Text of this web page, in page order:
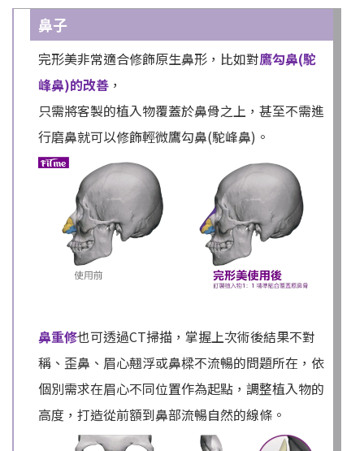
鼻子
完形美非常適合修飾原生鼻形，比如對鷹勾鼻(駝
峰鼻)的改善 ，
只需將客製的植入物覆蓋於鼻骨之上，甚至不需進
行磨鼻就可以修飾輕微鷹勾鼻(駝峰鼻)。
鼻重修也可透過CT掃描，掌握上次術後結果不對
稱、歪鼻、眉心翹浮或鼻樑不流暢的問題所在，依
個別需求在眉心不同位置作為起點，調整植入物的
高度，打造從前額到鼻部流暢自然的線條。